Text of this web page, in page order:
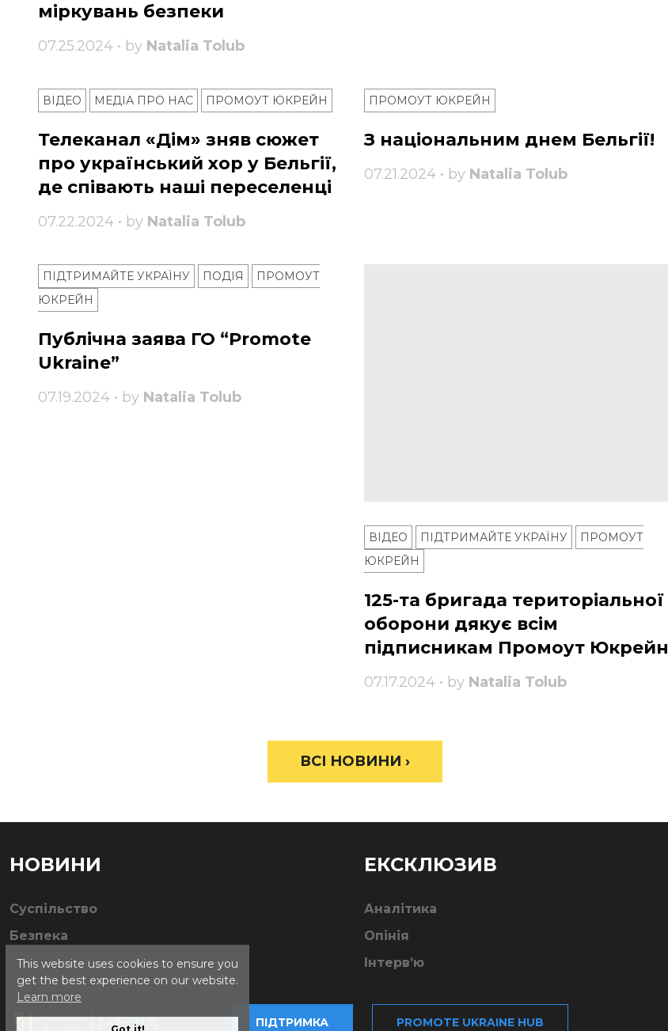
This website uses cookies to ensure you
get the best experience on our website.
Learn more
міркувань безпеки
07.25.2024 • by Natalia Tolub
ВІДЕО МЕДІА ПРО НАС ПРОМОУТ ЮКРЕЙН
Телеканал «Дім» зняв сюжет
про український хор у Бельгії,
де співають наші переселенці
07.22.2024 • by Natalia Tolub
ПРОМОУТ ЮКРЕЙН
З національним днем ​​Бельгії!
07.21.2024 • by Natalia Tolub
ПІДТРИМАЙТЕ УКРАЇНУ ПОДІЯ
ПРОМОУТ
ЮКРЕЙН
Публічна заява ГО “Promote
Ukraine”
07.19.2024 • by Natalia Tolub
ВІДЕО ПІДТРИМАЙТЕ УКРАЇНУ
ПРОМОУТ
ЮКРЕЙН
125-та бригада територіальної
оборони дякує всім
підписникам Промоут Юкрейн
07.17.2024 • by Natalia Tolub
ВСІ НОВИНИ ›
НОВИНИ
Суспільство
Безпека
ЕКСКЛЮЗИВ
Аналітика
Опінія
Інтерв’ю
ПІДТРИМКА PROMOTE UKRAINE HUB